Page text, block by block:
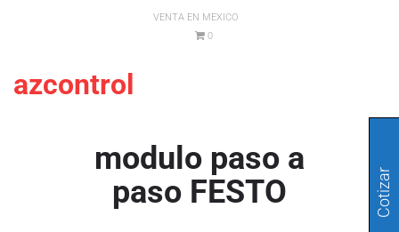
VENTA EN MEXICO
0
azcontrol
modulo paso a
paso FESTO
Cotizar